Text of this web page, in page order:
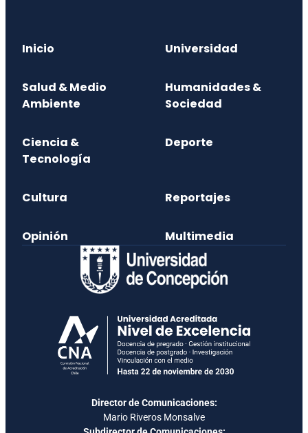
Inicio Universidad
Salud & Medio
Ambiente
Humanidades &
Sociedad
Ciencia &
Tecnología
Deporte
Cultura Reportajes
Opinión Multimedia
Director de Comunicaciones:
Mario Riveros Monsalve